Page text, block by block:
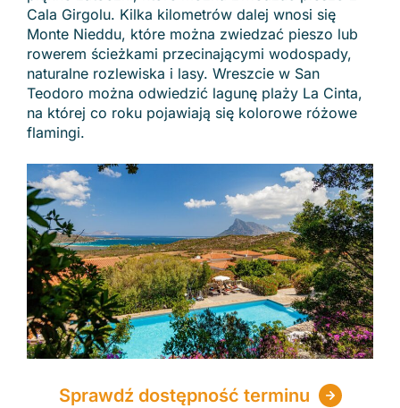
Cala Girgolu. Kilka kilometrów dalej wnosi się
Monte Nieddu, które można zwiedzać pieszo lub
rowerem ścieżkami przecinającymi wodospady,
naturalne rozlewiska i lasy. Wreszcie w San
Teodoro można odwiedzić lagunę plaży La Cinta,
na której co roku pojawiają się kolorowe różowe
flamingi.
Sprawdź dostępność terminu